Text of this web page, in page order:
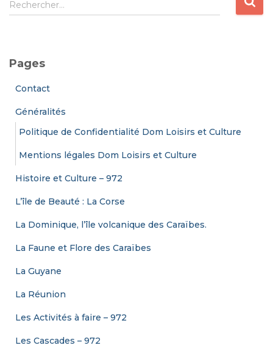
e
r
Rechercher…
Pages
Contact
Généralités
Politique de Confidentialité Dom Loisirs et Culture
Mentions légales Dom Loisirs et Culture
Histoire et Culture – 972
L’île de Beauté : La Corse
La Dominique, l’île volcanique des Caraïbes.
La Faune et Flore des Caraïbes
La Guyane
La Réunion
Les Activités à faire – 972
Les Cascades – 972